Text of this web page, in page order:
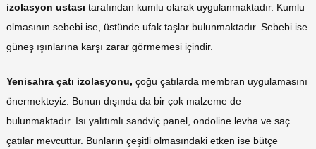
izolasyon ustası tarafından kumlu olarak uygulanmaktadır. Kumlu
olmasının sebebi ise, üstünde ufak taşlar bulunmaktadır. Sebebi ise
güneş ışınlarına karşı zarar görmemesi içindir.
Yenisahra çatı izolasyonu, çoğu çatılarda membran uygulamasını
önermekteyiz. Bunun dışında da bir çok malzeme de
bulunmaktadır. Isı yalıtımlı sandviç panel, ondoline levha ve saç
çatılar mevcuttur. Bunların çeşitli olmasındaki etken ise bütçe